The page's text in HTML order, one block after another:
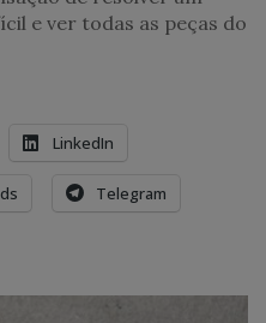
e ver todas as peças do
LinkedIn
Telegram